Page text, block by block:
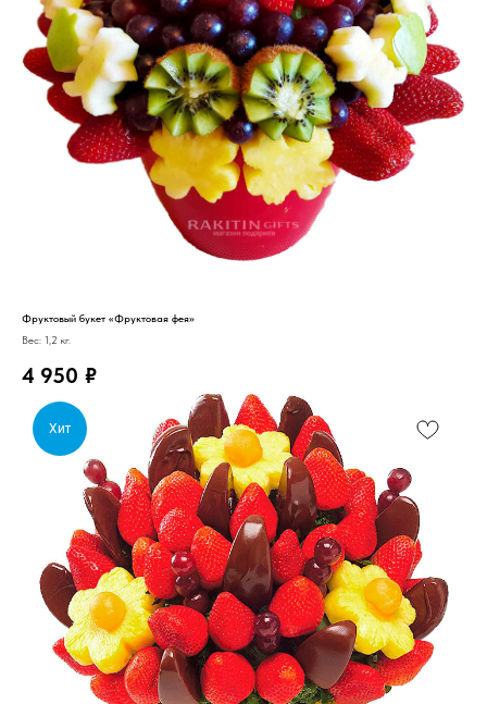
Фруктовый букет «Фруктовая фея»
Вес: 1,2 кг.
4 950 ₽
Хит